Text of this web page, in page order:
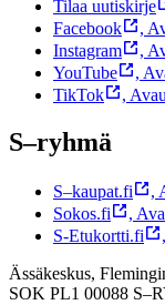
Tilaa uutiskirje
Facebook
,
Instagram
,
YouTube
,
TikTok
,
S–ryhmä
S–kaupat.fi ,
Sokos.fi
,
S-Etukortti.fi
,
Ässäkeskus,
SOK PL1 00088